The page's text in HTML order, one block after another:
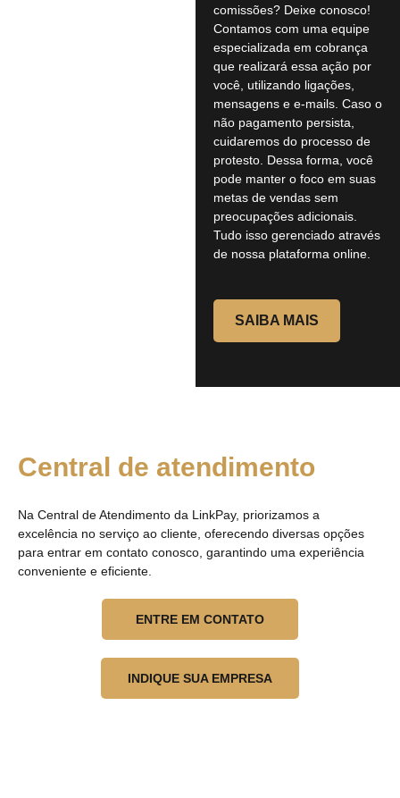
comissões? Deixe conosco!
Contamos com uma equipe
especializada em cobrança
que realizará essa ação por
você, utilizando ligações,
mensagens e e-mails. Caso o
não pagamento persista,
cuidaremos do processo de
protesto. Dessa forma, você
pode manter o foco em suas
metas de vendas sem
preocupações adicionais.
Tudo isso gerenciado através
de nossa plataforma online.
SAIBA MAIS
Central de atendimento
Na Central de Atendimento da LinkPay, priorizamos a
excelência no serviço ao cliente, oferecendo diversas opções
para entrar em contato conosco, garantindo uma experiência
conveniente e eficiente.
ENTRE EM CONTATO
INDIQUE SUA EMPRESA